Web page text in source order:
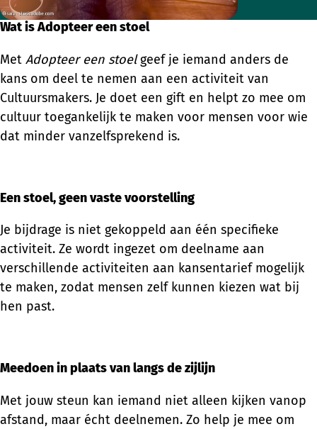
Wat is Adopteer een stoel
Met Adopteer een stoelgeef je iemand anders de
kans om deel te nemen aan een activiteit van
Cultuursmakers. Je doet een gift en helpt zo mee om
cultuur toegankelijk te maken voor mensen voor wie
dat minder vanzelfsprekend is.
Een stoel, geen vaste voorstelling
Je bijdrage is niet gekoppeld aan één specifieke
activiteit. Ze wordt ingezet om deelname aan
verschillende activiteiten aan kansentarief mogelijk
te maken, zodat mensen zelf kunnen kiezen wat bij
hen past.
Meedoen in plaats van langs de zijlijn
Met jouw steun kan iemand niet alleen kijken vanop
afstand, maar écht deelnemen. Zo help je mee om